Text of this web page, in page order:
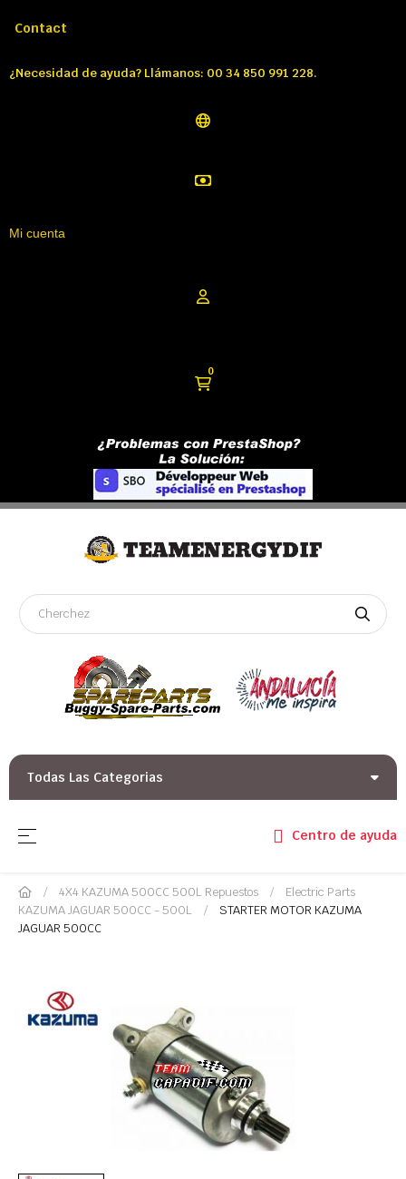
Contact
¿Necesidad de ayuda? Llámanos: 00 34 850 991 228.
Mi cuenta
0
Todas Las Categorias
Navegación de palanca
☰ Centro de ayuda
4X4 KAZUMA 500CC 500L Repuestos
Electric Parts
KAZUMA JAGUAR 500CC - 500L
STARTER MOTOR KAZUMA
JAGUAR 500CC